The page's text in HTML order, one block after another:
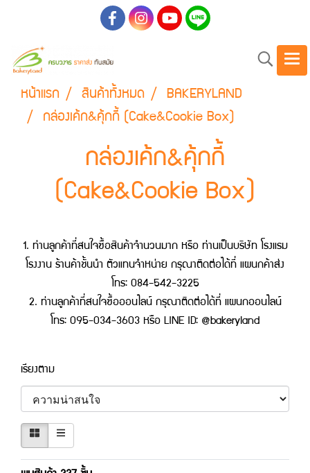
หน้าแรก สินค้าทั้งหมด BAKERYLAND
กล่องเค้ก&คุ้กกี้ (Cake&Cookie Box)
กล่องเค้ก&คุ้กกี้
(Cake&Cookie Box)
1. ท่านลูกค้าที่สนใจซื้อสินค้าจำนวนมาก หรือ ท่านเป็นบริษัท โรงแรม
โรงงาน ร้านค้าชั้นนำ ตัวแทนจำหน่าย กรุณาติดต่อได้ที่ แผนกค้าส่ง
โทร: 084-542-3225
2. ท่านลูกค้าที่สนใจซื้อออนไลน์ กรุณาติดต่อได้ที่ แผนกออนไลน์
โทร: 095-034-3603 หรือ LINE ID: @bakeryland
เรียงตาม